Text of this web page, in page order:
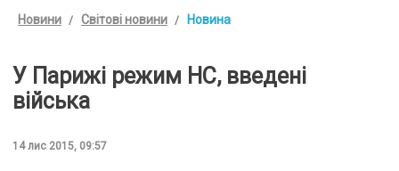
Новини Світові новини Новина
У Парижі режим НС, введені
війська
14 лис 2015, 09:57